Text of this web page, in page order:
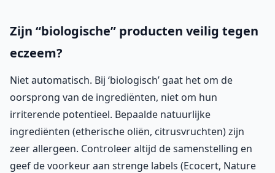
Zijn “biologische” producten veilig tegen
eczeem?
Niet automatisch. Bij ‘biologisch’ gaat het om de
oorsprong van de ingrediënten, niet om hun
irriterende potentieel. Bepaalde natuurlijke
ingrediënten (etherische oliën, citrusvruchten) zijn
zeer allergeen. Controleer altijd de samenstelling en
geef de voorkeur aan strenge labels (Ecocert, Nature